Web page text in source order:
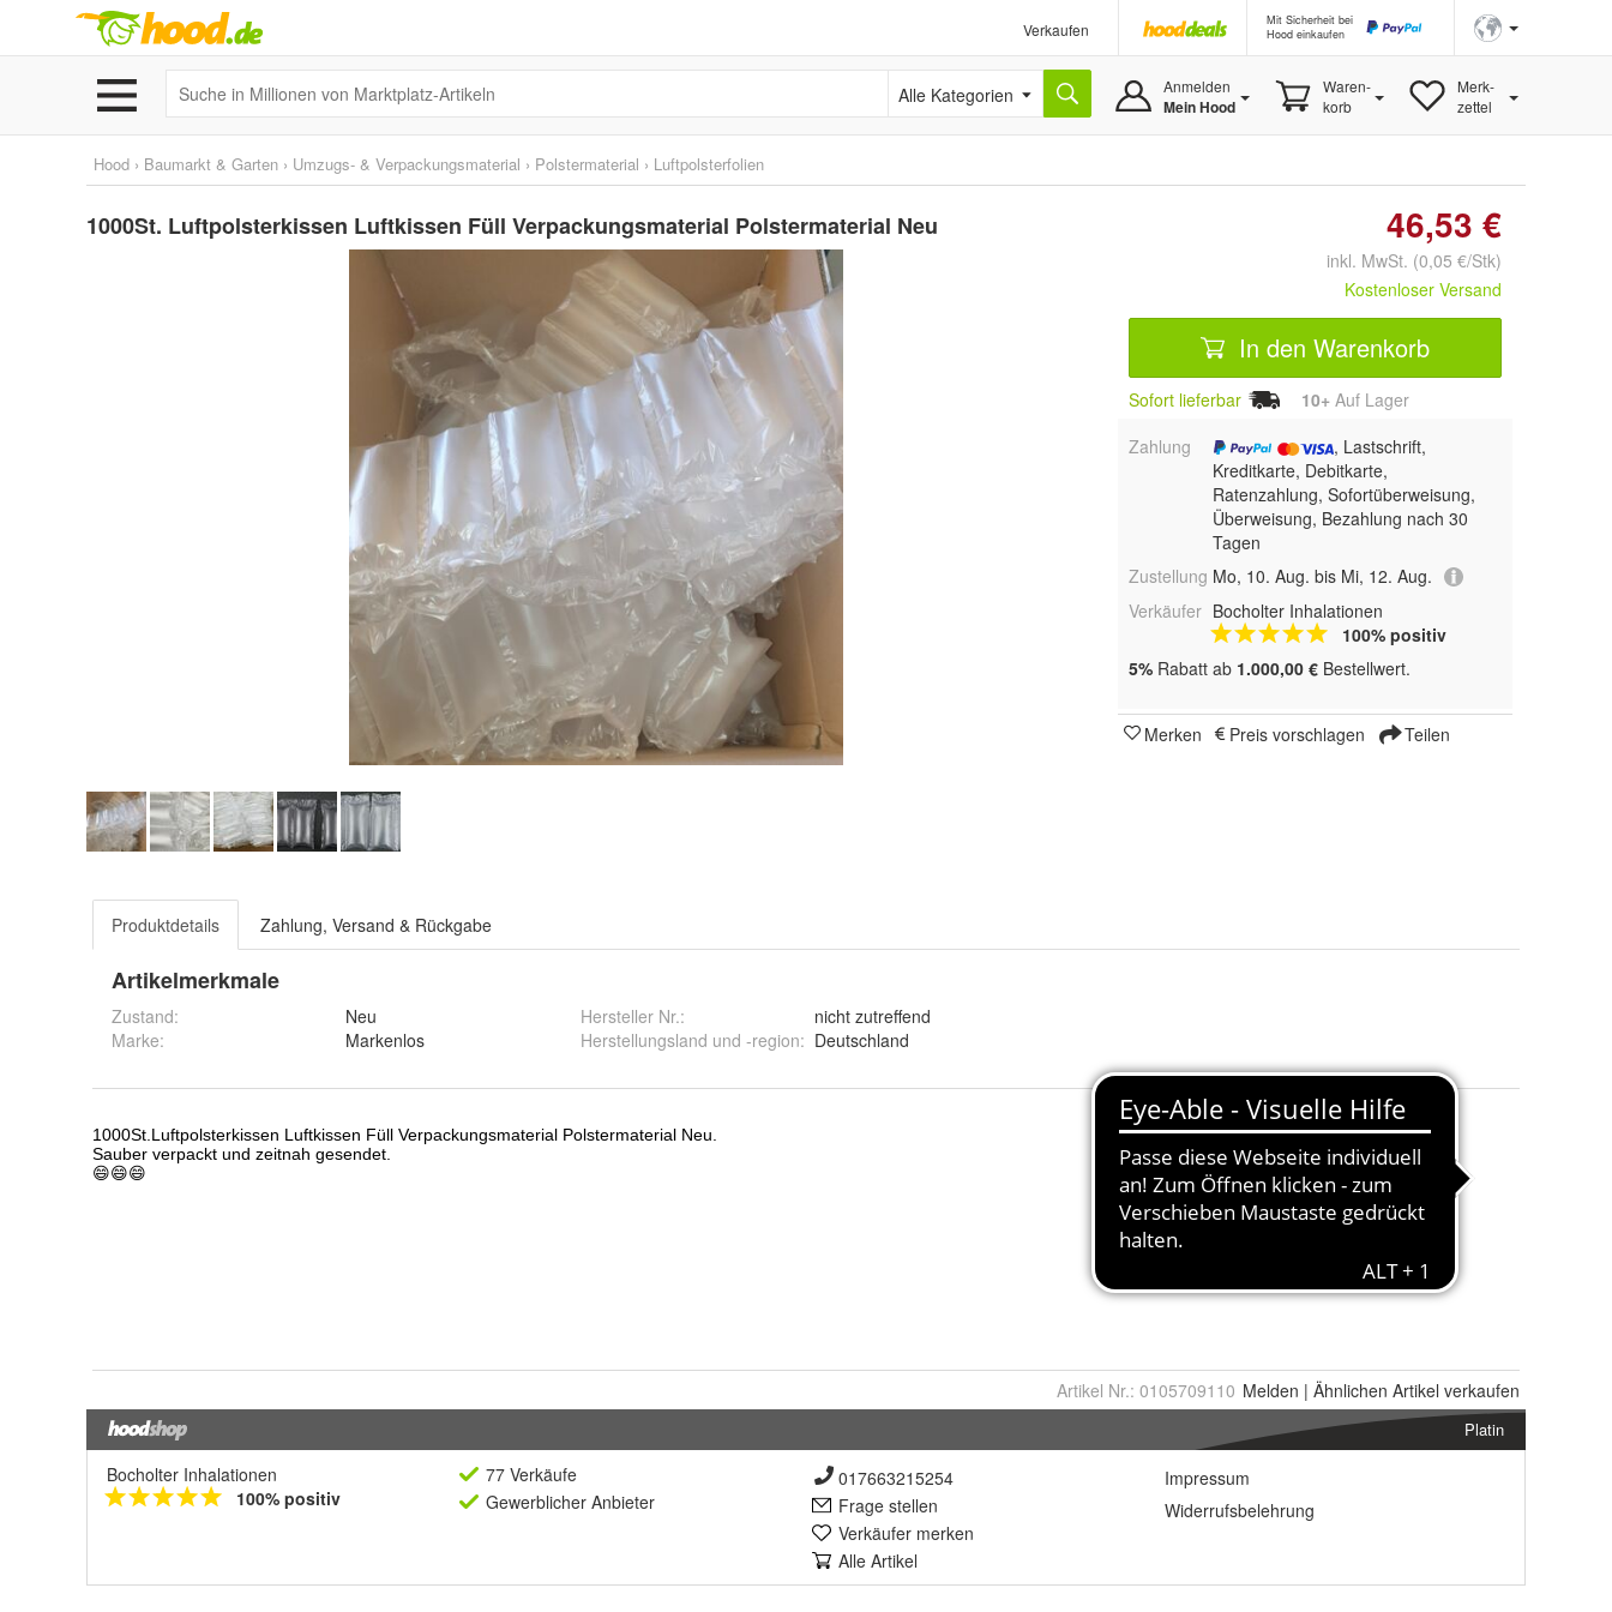
Verkaufen
Mit Sicherheit bei
Hood einkaufen
Alle Kategorien Anmelden
Mein Hood
Waren-
korb
Merk-
zettel
Hood › Baumarkt & Garten › Umzugs- & Verpackungsmaterial › Polstermaterial › Luftpolsterfolien
1000St. Luftpolsterkissen Luftkissen Füll Verpackungsmaterial Polstermaterial Neu 46,53 €
inkl. MwSt. (0,05 €/Stk)
Kostenloser Versand
In den Warenkorb
Sofort lieferbar 10+ Auf Lager
Zahlung
, Lastschrift,
Kreditkarte, Debitkarte,
Ratenzahlung, Sofortüberweisung,
Überweisung, Bezahlung nach 30
Tagen
Zustellung Mo, 10. Aug. bis Mi, 12. Aug.
Verkäufer Bocholter Inhalationen
100% positiv
5% Rabatt ab 1.000,00 € Bestellwert.
Merken Preis vorschlagen Teilen
Produktdetails Zahlung, Versand & Rückgabe
Artikelmerkmale
Zustand:
Neu
Marke:
Markenlos
Hersteller Nr.:
nicht zutreffend
Herstellungsland und -region: Deutschland
Artikel Nr.: 0105709110 Melden | Ähnlichen Artikel verkaufen
Platin
Bocholter Inhalationen
100% positiv
77 Verkäufe
Gewerblicher Anbieter
017663215254
Frage stellen
Verkäufer merken
Alle Artikel
Impressum
Widerrufsbelehrung